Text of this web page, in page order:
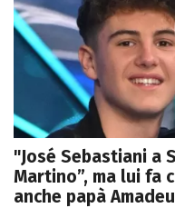
"José Sebastiani a
Martino”, ma lui fa
anche papà